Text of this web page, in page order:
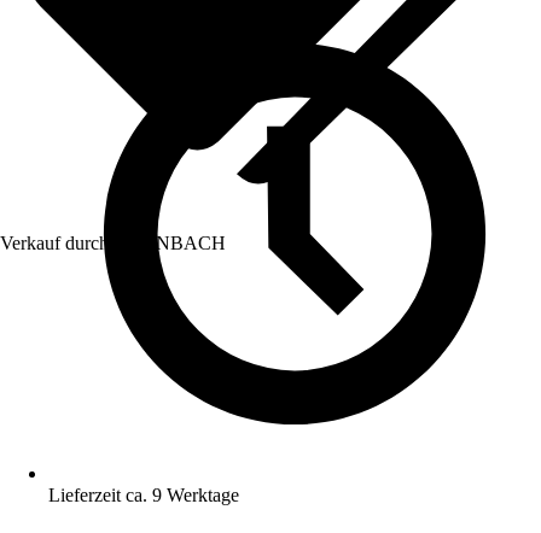
Verkauf durch: HORNBACH
Lieferzeit ca. 9 Werktage